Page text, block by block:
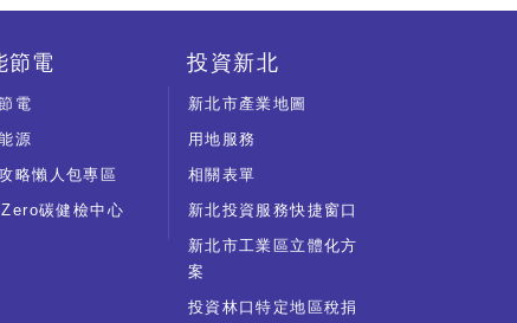
節電
電
源
略懶人包專區
碳健檢中心
投資新北
新北市產業地圖
用地服務
相關表單
新北投資服務快捷窗口
新北市工業區立體化方
案
投資林口特定地區稅捐